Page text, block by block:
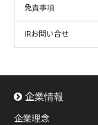
免責事項
IRお問い合せ
企業情報
企業理念